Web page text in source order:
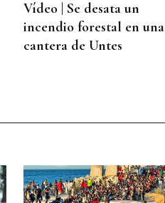
Vídeo | Se desata un
incendio forestal en una
cantera de Untes